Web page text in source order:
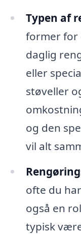
Typen af
former for
daglig
eller
støveller
og den
vil alt
ofte du
også en
typisk